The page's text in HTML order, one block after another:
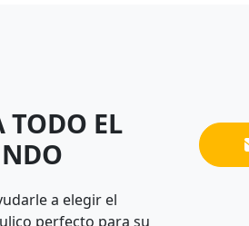
TODO EL
a elegir el
perfecto para su